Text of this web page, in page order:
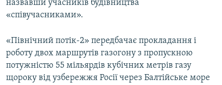
назвавши учасників будівництва
«співучасниками».
«Північний потік-2» передбачає прокладання і
роботу двох маршрутів газогону з пропускною
потужністю 55 мільярдів кубічних метрів газу
щороку від узбережжя Росії через Балтійське море